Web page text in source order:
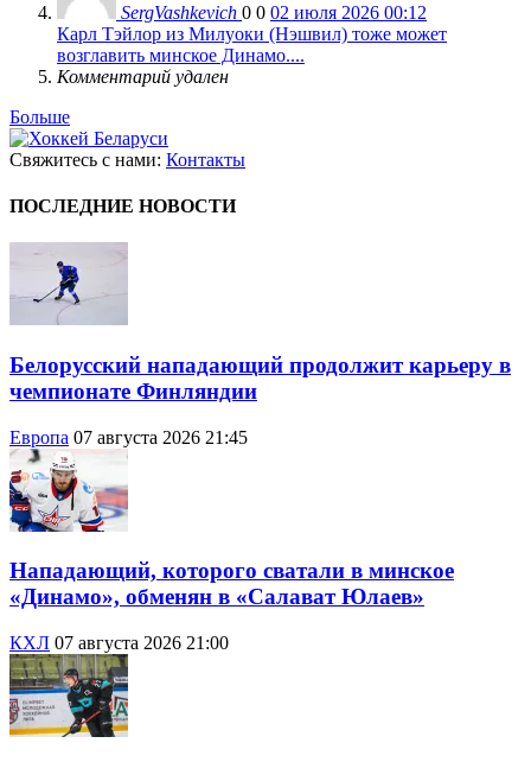
SergVashkevich 0 0 02 июля 2026 00:12
Карл Тэйлор из Милуоки (Нэшвил) тоже может
возглавить минское Динамо....
Комментарий удален
Больше
Свяжитесь с нами: Контакты
ПОСЛЕДНИЕ НОВОСТИ
Белорусский нападающий продолжит карьеру в
чемпионате Финляндии
Европа 07 августа 2026 21:45
Нападающий, которого сватали в минское
«Динамо», обменян в «Салават Юлаев»
КХЛ 07 августа 2026 21:00